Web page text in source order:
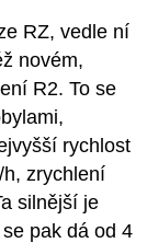
RZ, vedle ní
novém,
R2. To se
rychlost
zrychlení
silnější je
pak dá od 4